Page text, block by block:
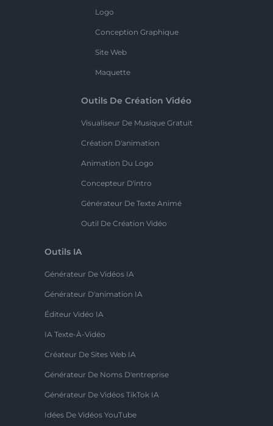
Logo
Conception Graphique
Site Web
Maquette
Outils De Création Vidéo
Visualiseur De Musique Gratuit
Création D'animation
Animation Du Logo
Concepteur D'intro
Générateur De Texte Animé
Outil De Création Vidéo
Outils IA
Générateur De Vidéos IA
Générateur D'animation IA
Éditeur Vidéo IA
IA Texte-À-Vidéo
Créateur De Sites Web IA
Générateur De Noms D'entreprise
Générateur De Vidéos TikTok IA
Idées De Vidéos YouTube